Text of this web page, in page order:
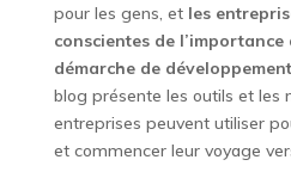
pour les gens, et les
conscientes de l’importance
démarche de
blog présente les outils et les
entreprises peuvent utiliser
et commencer leur voyage